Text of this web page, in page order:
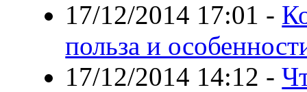
17/12/2014 17:01 -
польза и
17/12/2014 14:12 -